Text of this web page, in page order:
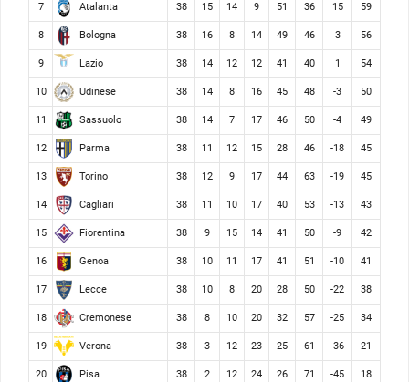
7 Atalanta 38 15 14 9 51 36 15 59
8 Bologna 38 16 8 14 49 46 3 56
9 Lazio 38 14 12 12 41 40 1 54
10 Udinese 38 14 8 16 45 48 -3 50
11 Sassuolo 38 14 7 17 46 50 -4 49
12 Parma 38 11 12 15 28 46 -18 45
13 Torino 38 12 9 17 44 63 -19 45
14 Cagliari 38 11 10 17 40 53 -13 43
15 Fiorentina 38 9 15 14 41 50 -9 42
16 Genoa 38 10 11 17 41 51 -10 41
17 Lecce 38 10 8 20 28 50 -22 38
18 Cremonese 38 8 10 20 32 57 -25 34
19 Verona 38 3 12 23 25 61 -36 21
20 Pisa 38 2 12 24 26 71 -45 18